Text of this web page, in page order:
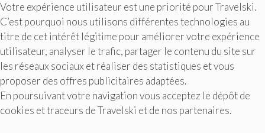
Votre expérience utilisateur est une priorité pour Travelski.
C’est pourquoi nous utilisons différentes technologies au
titre de cet intérêt légitime pour améliorer votre expérience
utilisateur, analyser le trafic, partager le contenu du site sur
les réseaux sociaux et réaliser des statistiques et vous
proposer des offres publicitaires adaptées.
En poursuivant votre navigation vous acceptez le dépôt de
cookies et traceurs de Travelski et de nos partenaires.